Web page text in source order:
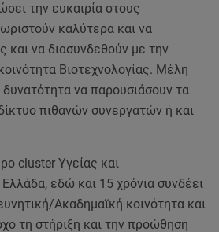
την ευκαιρία στους
καλύτερα και να
και να διασυνδεθούν με την
Βιοτεχνολογίας. Μέλη
να παρουσιάσουν τα
πιθανών συνεργατών ή και
cluster Υγείας και
εδώ και 15 χρόνια συνδέει
Ακαδημαϊκή κοινότητα και
τη στήριξη και την προώθηση